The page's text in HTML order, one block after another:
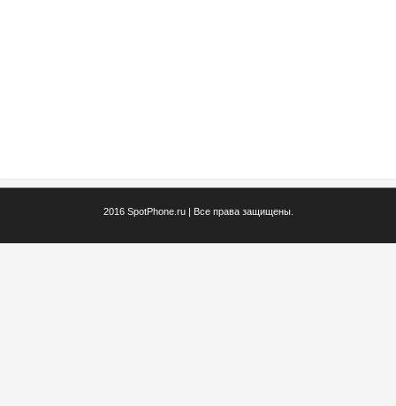
2016 SpotPhone.ru | Все права защищены.